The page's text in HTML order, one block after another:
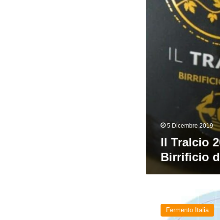
5 Dicembre 2019
Il Tralcio
Birrificio
Fermento Italia